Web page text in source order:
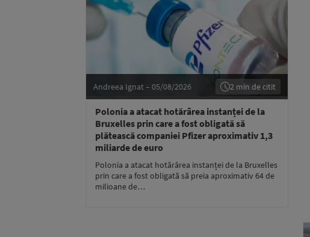
Andreea Ignat – 05/08/2026 2 min de citit
Polonia a atacat hotărârea instanței de la
Bruxelles prin care a fost obligată să
plătească companiei Pfizer aproximativ 1,3
miliarde de euro
Polonia a atacat hotărârea instanței de la Bruxelles
prin care a fost obligată să preia aproximativ 64 de
milioane de…